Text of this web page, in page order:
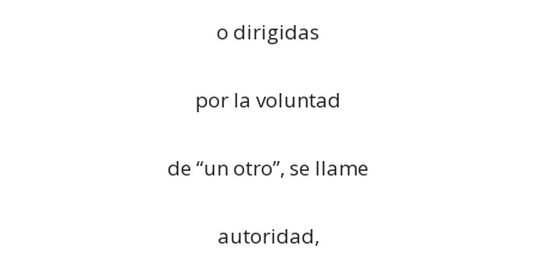
o dirigidas
por la voluntad
de “un otro”, se llame
autoridad,